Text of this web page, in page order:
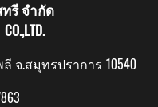
รี จำกัด
จ.สมุทรปราการ 10540